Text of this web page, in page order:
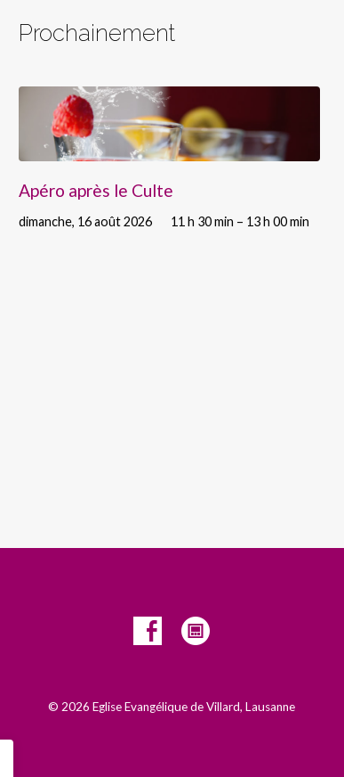
Prochainement
Apéro après le Culte
dimanche, 16 août 2026 11 h 30 min – 13 h 00 min
© 2026 Eglise Evangélique de Villard, Lausanne